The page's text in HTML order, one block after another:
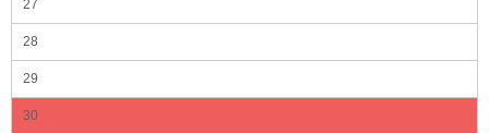
27
28
29
30